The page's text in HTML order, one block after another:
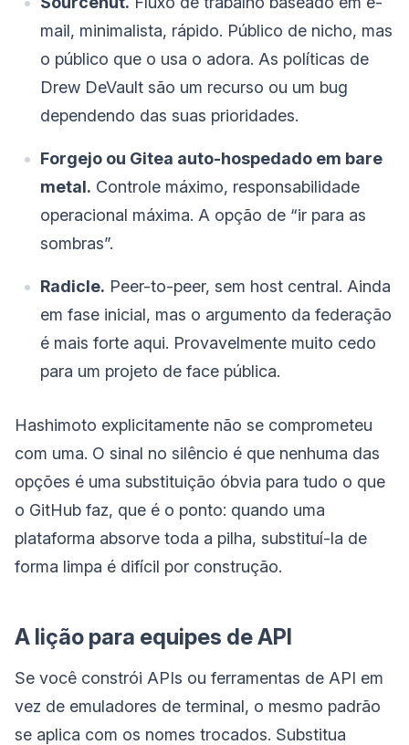
mail, minimalista, rápido. Público de nicho, mas
o público que o usa o adora. As políticas de
Drew DeVault são um recurso ou um bug
dependendo das suas prioridades.
Forgejo ou Gitea auto-hospedado em bare
metal. Controle máximo, responsabilidade
operacional máxima. A opção de “ir para as
sombras”.
Radicle. Peer-to-peer, sem host central. Ainda
em fase inicial, mas o argumento da federação
é mais forte aqui. Provavelmente muito cedo
para um projeto de face pública.
Hashimoto explicitamente não se comprometeu
com uma. O sinal no silêncio é que nenhuma das
opções é uma substituição óbvia para tudo o que
o GitHub faz, que é o ponto: quando uma
plataforma absorve toda a pilha, substituí-la de
forma limpa é difícil por construção.
A lição para equipes de API
Se você constrói APIs ou ferramentas de API em
vez de emuladores de terminal, o mesmo padrão
se aplica com os nomes trocados. Substitua